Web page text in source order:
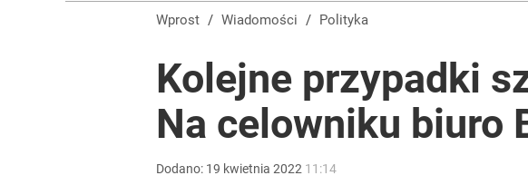
Wprost / Wiadomości / Polityka
Kolejne przypadki
Na celowniku biuro
Dodano: 19 kwietnia 2022 11:14